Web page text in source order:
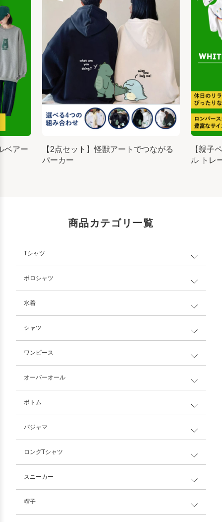
ベアー
【2点セット】怪獣アートでつながる
パーカー
【親子
ル トレ
商品カテゴリ一覧
Tシャツ
ポロシャツ
水着
シャツ
ワンピース
オーバーオール
ボトム
パジャマ
ロングTシャツ
スニーカー
帽子